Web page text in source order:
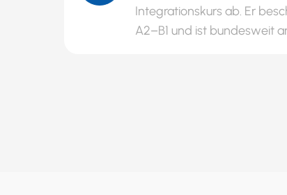
Integrationskurs ab. Er
A2–B1 und ist bundesweit